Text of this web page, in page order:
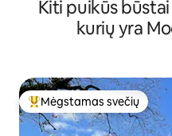
Kiti puikūs
kurių yra
Svečių mėgstamiausias
Mėgstamas svečių